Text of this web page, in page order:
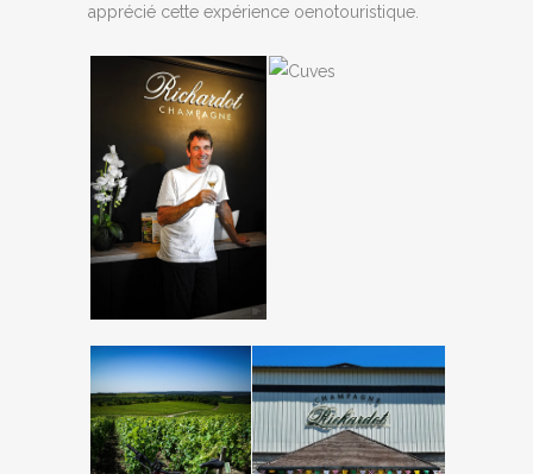
apprécié cette expérience oenotouristique.